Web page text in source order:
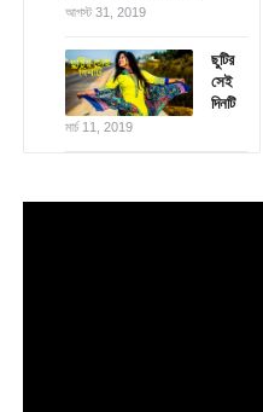
আগস্ট 31, 2019
ছুটির
সেই
দিনটি
মার্চ 11, 2019